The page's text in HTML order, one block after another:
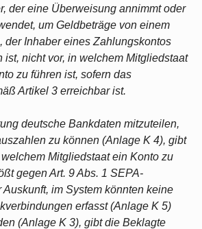
der eine Überweisung annimmt oder
um Geldbeträge von einem
der Inhaber eines Zahlungskontos
ist, nicht vor, in welchem Mitgliedstaat
zu führen ist, sofern das
Artikel 3 erreichbar ist.
deutsche Bankdaten mitzuteilen,
zu können (Anlage K 4), gibt
Mitgliedstaat ein Konto zu
gegen Art. 9 Abs. 1 SEPA-
Auskunft, im System könnten keine
erfasst (Anlage K 5)
(Anlage K 3), gibt die Beklagte